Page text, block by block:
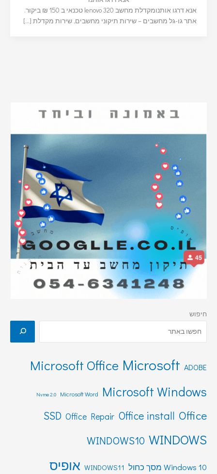
אנא דרגו אותנומקדלת מחשב lenovo 320 טכנאי ב 150 ₪ ביקור.
אתר גו-גל מחשבים – שירות תיקוני מחשבים, שירות מקדלת […]
חיפוש
ADOBE
Microsoft
Microsoft Office
Microsoft Windows
Microsoft Word
Nvme 2.0
Office
Office install
Office Repair
SSD
WINDOWS
WINDOWS10
Windows 10 מסך כחול WINDOWS11 אופיס